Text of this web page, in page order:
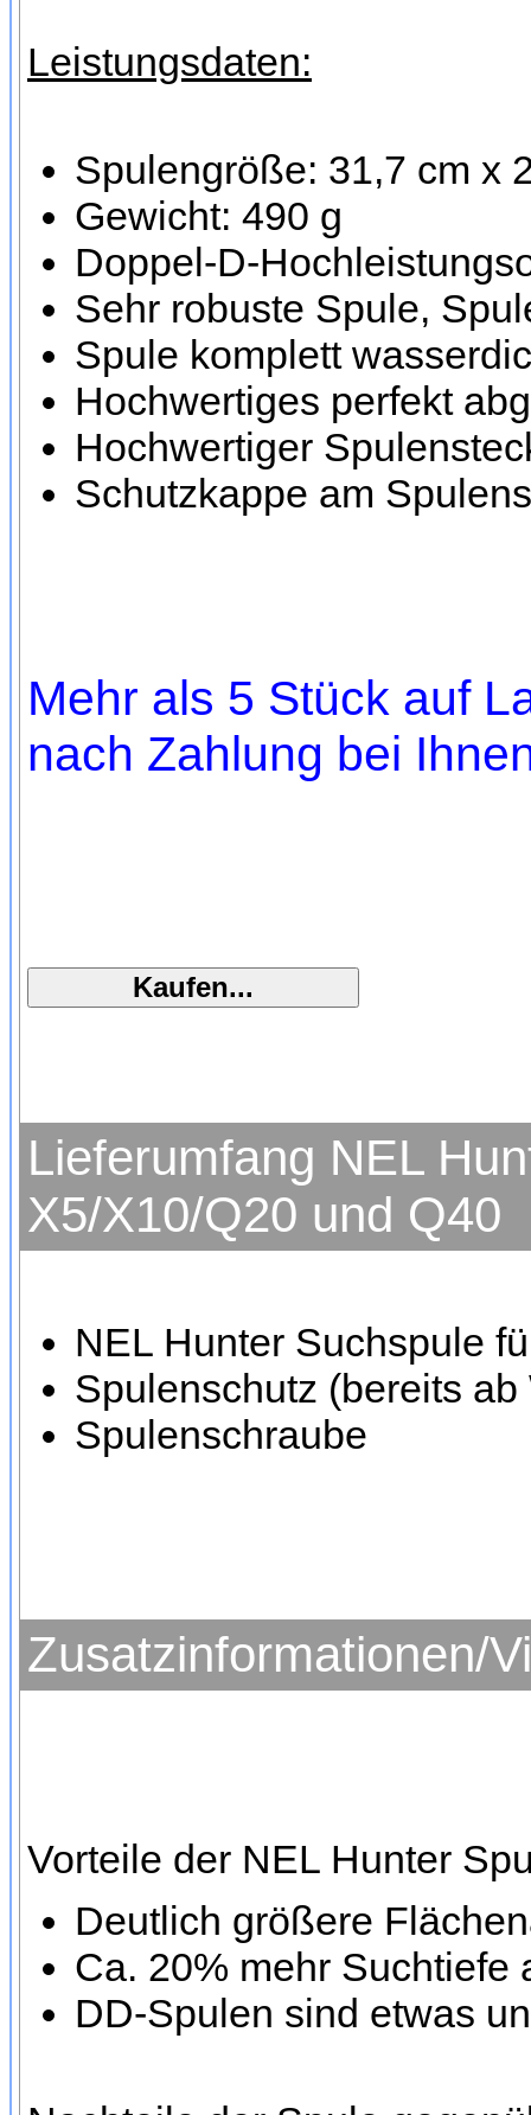
Leistungsdaten:
Spulengröße: 31,7 cm x
Gewicht: 490 g
Doppel-D-
Sehr robuste Spule,
Spule komplett
Hochwertiges perfekt
Hochwertiger
Schutzkappe am
Mehr als 5 Stück auf
nach Zahlung bei
Lieferumfang NEL
X5/X10/Q20 und Q40
NEL Hunter Suchspule
Spulenschutz (bereits
Spulenschraube
Zusatzinformationen/
Vorteile der NEL Hunter
Deutlich größere
Ca. 20% mehr Suchtiefe
DD-Spulen sind etwas